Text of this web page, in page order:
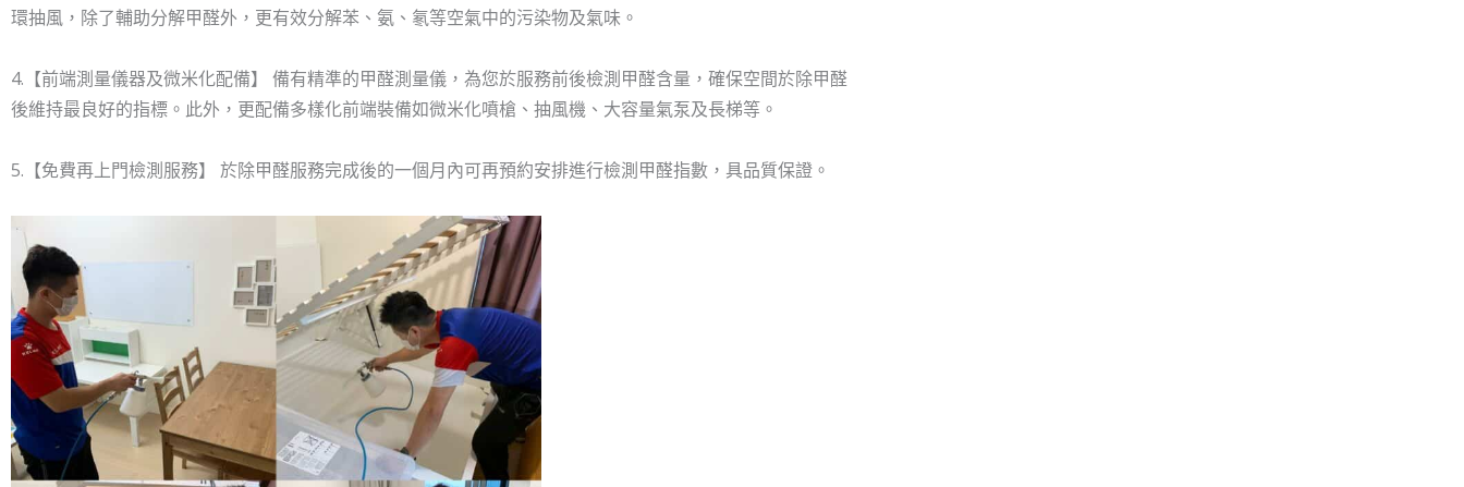
環抽風，除了輔助分解甲醛外，更有效分解苯、氨、氡等空氣中的污染物及氣味。
4.【前端測量儀器及微米化配備】 備有精準的甲醛測量儀，為您於服務前後檢測甲醛含量，確保空間於除甲醛
後維持最良好的指標。此外，更配備多樣化前端裝備如微米化噴槍、抽風機、大容量氣泵及長梯等。
5.【免費再上門檢測服務】 於除甲醛服務完成後的一個月內可再預約安排進行檢測甲醛指數，具品質保證。